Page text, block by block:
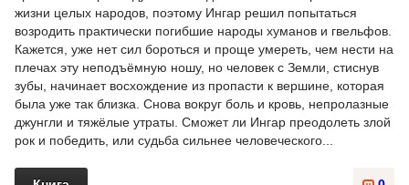
жизни целых народов, поэтому Ингар решил попытаться
возродить практически погибшие народы хуманов и гвельфов.
Кажется, уже нет сил бороться и проще умереть, чем нести на
плечах эту неподъёмную ношу, но человек с Земли, стиснув
зубы, начинает восхождение из пропасти к вершине, которая
была уже так близка. Снова вокруг боль и кровь, непролазные
джунгли и тяжёлые утраты. Сможет ли Ингар преодолеть злой
рок и победить, или судьба сильнее человеческого...